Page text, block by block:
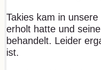
Takies kam in
erholt hatte und
behandelt. Leider
ist.